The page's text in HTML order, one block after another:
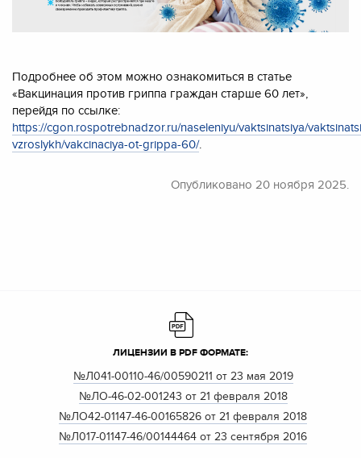
Подробнее об этом можно ознакомиться в статье
«Вакцинация против гриппа граждан старше 60 лет»,
перейдя по ссылке:
https://cgon.rospotrebnadzor.ru/naseleniyu/vaktsinatsiya/
vzroslykh/vakcinaciya-ot-grippa-60/.
Опубликовано 20 ноября 2025.
ЛИЦЕНЗИИ В PDF ФОРМАТЕ:
№Л041-00110-46/00590211 от 23 мая 2019
№ЛО-46-02-001243 от 21 февраля 2018
№ЛО42-01147-46-00165826 от 21 февраля 2018
№Л017-01147-46/00144464 от 23 сентября 2016